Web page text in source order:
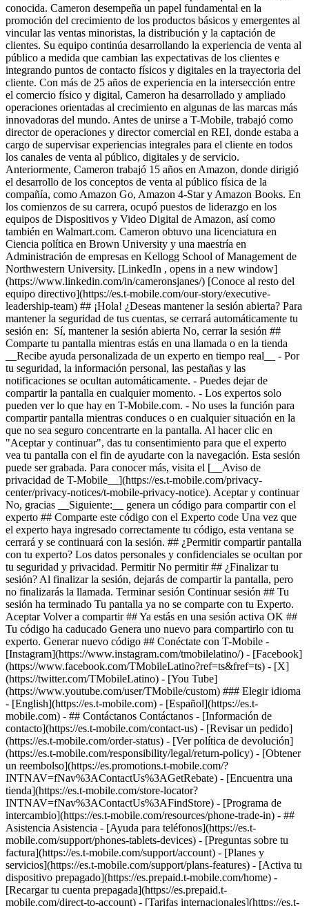
conocida. Cameron desempeña un papel fundamental en la
promoción del crecimiento de los productos básicos y emergentes al
vincular las ventas minoristas, la distribución y la captación de
clientes. Su equipo continúa desarrollando la experiencia de venta al
público a medida que cambian las expectativas de los clientes e
integrando puntos de contacto físicos y digitales en la trayectoria del
cliente. Con más de 25 años de experiencia en la intersección entre
el comercio físico y digital, Cameron ha desarrollado y ampliado
operaciones orientadas al crecimiento en algunas de las marcas más
innovadoras del mundo. Antes de unirse a T-Mobile, trabajó como
director de operaciones y director comercial en REI, donde estaba a
cargo de supervisar experiencias integrales para el cliente en todos
los canales de venta al público, digitales y de servicio.
Anteriormente, Cameron trabajó 15 años en Amazon, donde dirigió
el desarrollo de los conceptos de venta al público física de la
compañía, como Amazon Go, Amazon 4-Star y Amazon Books. En
los comienzos de su carrera, ocupó puestos de liderazgo en los
equipos de Dispositivos y Video Digital de Amazon, así como
también en Walmart.com. Cameron obtuvo una licenciatura en
Ciencia política en Brown University y una maestría en
Administración de empresas en Kellogg School of Management de
Northwestern University. [LinkedIn , opens in a new window]
(https://www.linkedin.com/in/cameronsjanes/) [Conoce al resto del
equipo directivo](https://es.t-mobile.com/our-story/executive-
leadership-team) ## ¡Hola! ¿Deseas mantener la sesión abierta? Para
mantener la seguridad de tus cuentas, se cerrará automáticamente tu
sesión en: Sí, mantener la sesión abierta No, cerrar la sesión ##
Comparte tu pantalla mientras estás en una llamada o en la tienda
__Recibe ayuda personalizada de un experto en tiempo real__ - Por
tu seguridad, la información personal, las pestañas y las
notificaciones se ocultan automáticamente. - Puedes dejar de
compartir la pantalla en cualquier momento. - Los expertos solo
pueden ver lo que hay en T-Mobile.com. - No uses la función para
compartir pantalla mientras conduces o en cualquier situación en la
que no sea seguro concentrarte en la pantalla. Al hacer clic en
"Aceptar y continuar", das tu consentimiento para que el experto
vea tu pantalla con el fin de ayudarte con la navegación. Esta sesión
puede ser grabada. Para conocer más, visita el [__Aviso de
privacidad de T-Mobile__](https://es.t-mobile.com/privacy-
center/privacy-notices/t-mobile-privacy-notice). Aceptar y continuar
No, gracias __Siguiente:__ genera un código para compartir con el
experto ## Comparte este código con el Experto code Una vez que
el experto haya ingresado correctamente tu código, esta ventana se
cerrará y se continuará con la sesión. ## ¿Permitir compartir pantalla
con tu experto? Los datos personales y confidenciales se ocultan por
tu seguridad y privacidad. Permitir No permitir ## ¿Finalizar tu
sesión? Al finalizar la sesión, dejarás de compartir la pantalla, pero
no finalizarás la llamada. Terminar sesión Continuar sesión ## Tu
sesión ha terminado Tu pantalla ya no se comparte con tu Experto.
Aceptar Volver a compartir ## Ya estás en una sesión activa OK ##
Tu código ha caducado Genera uno nuevo para compartirlo con tu
experto. Generar nuevo código ## Conéctate con T-Mobile -
[Instagram](https://www.instagram.com/tmobilelatino/) - [Facebook]
(https://www.facebook.com/TMobileLatino?ref=ts&fref=ts) - [X]
(https://twitter.com/TMobileLatino) - [You Tube]
(https://www.youtube.com/user/TMobile/custom) ### Elegir idioma
- [English](https://es.t-mobile.com) - [Español](https://es.t-
mobile.com) - ## Contáctanos Contáctanos - [Información de
contacto](https://es.t-mobile.com/contact-us) - [Revisar un pedido]
(https://es.t-mobile.com/order-status) - [Ver política de devolución]
(https://es.t-mobile.com/responsibility/legal/return-policy) - [Obtener
un reembolso](https://es.promotions.t-mobile.com/?
INTNAV=fNav%3AContactUs%3AGetRebate) - [Encuentra una
tienda](https://es.t-mobile.com/store-locator?
INTNAV=fNav%3AContactUs%3AFindStore) - [Programa de
intercambio](https://es.t-mobile.com/resources/phone-trade-in) - ##
Asistencia Asistencia - [Ayuda para teléfonos](https://es.t-
mobile.com/support/phones-tablets-devices) - [Preguntas sobre tu
factura](https://es.t-mobile.com/support/account) - [Planes y
servicios](https://es.t-mobile.com/support/plans-features) - [Activa tu
dispositivo prepagado](https://es.prepaid.t-mobile.com/home) -
[Recargar tu cuenta prepagada](https://es.prepaid.t-
mobile.com/direct-to-account) - [Tarifas internacionales](https://es.t-